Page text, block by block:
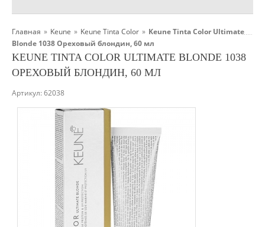
Главная » Keune » Keune Tinta Color » Keune Tinta Color Ultimate
Blonde 1038 Ореховый блондин, 60 мл
KEUNE TINTA COLOR ULTIMATE BLONDE 1038
ОРЕХОВЫЙ БЛОНДИН, 60 МЛ
Артикул:62038